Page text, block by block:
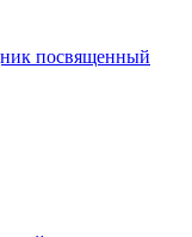
посвященный